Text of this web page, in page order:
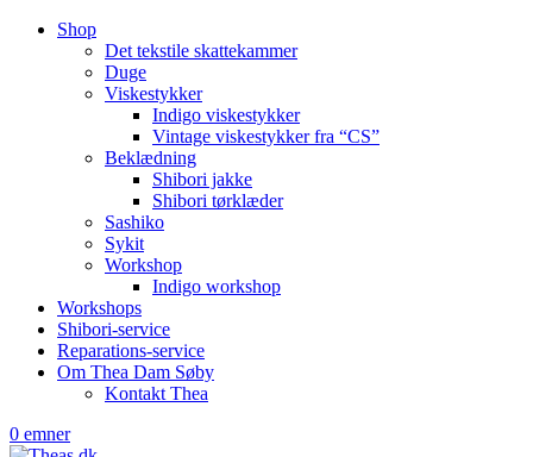
Shop
Det tekstile skattekammer
Duge
Viskestykker
Indigo viskestykker
Vintage viskestykker fra “CS”
Beklædning
Shibori jakke
Shibori tørklæder
Sashiko
Sykit
Workshop
Indigo workshop
Workshops
Shibori-service
Reparations-service
Om Thea Dam Søby
Kontakt Thea
0 emner